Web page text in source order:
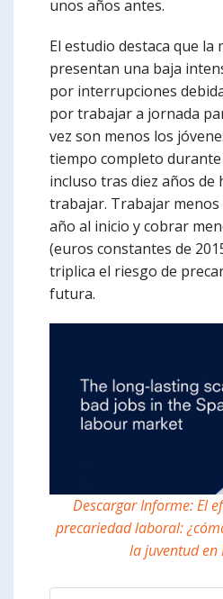
unos años antes.
El estudio destaca que la
presentan una baja
por interrupciones
por trabajar a jornada
vez son menos los
tiempo completo
incluso tras diez años de
trabajar. Trabajar menos
año al inicio y cobrar
(euros constantes de
triplica el riesgo de
futura.
Descargar Informe: El
precariedad laboral:
la juventud en